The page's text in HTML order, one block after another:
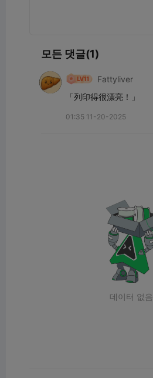
모든 댓글(1)
Fattyliver
「列印得很漂亮！」
01:35 11-20-2025
데이터 없음